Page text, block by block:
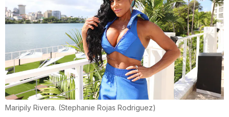
Maripily Rivera. (Stephanie Rojas Rodriguez)